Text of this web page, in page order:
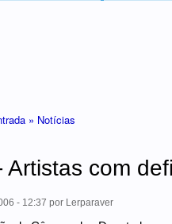
» Notícias
Artistas com
- 12:37 por Lerparaver